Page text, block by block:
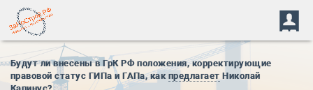
Будут ли внесены в ГрК РФ положения, корректирующие
правовой статус ГИПа и ГАПа, как предлагает Николай